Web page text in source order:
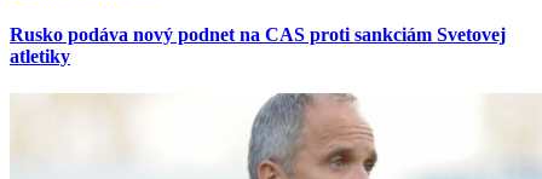
Rusko podáva nový podnet na CAS proti sankciám Svetovej
atletiky